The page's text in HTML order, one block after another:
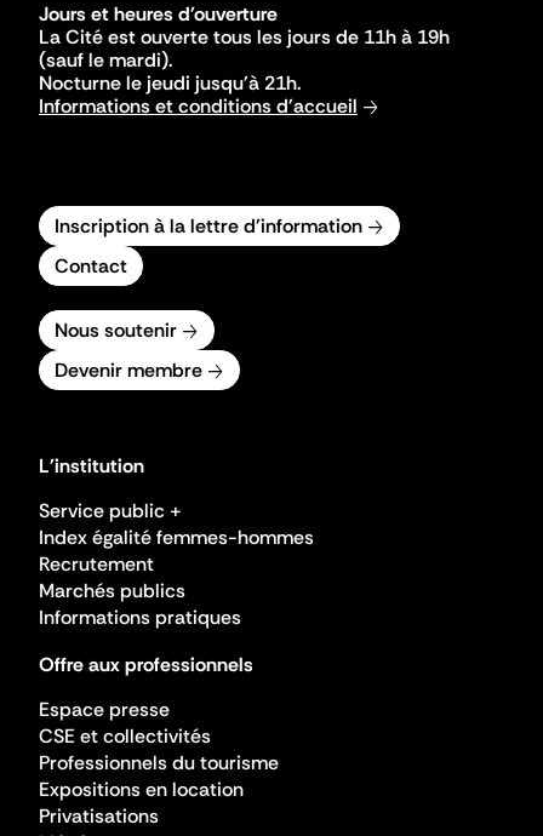
Jours et heures d'ouverture
La Cité est ouverte tous les jours de 11h à 19h
(sauf le mardi).
Nocturne le jeudi jusqu'à 21h.
Informations et conditions d'accueil
Inscription à la lettre d'information
Contact
Nous soutenir
Devenir membre
L'institution
Service public +
Index égalité femmes-hommes
Recrutement
Marchés publics
Informations pratiques
Offre aux professionnels
Espace presse
CSE et collectivités
Professionnels du tourisme
Expositions en location
Privatisations